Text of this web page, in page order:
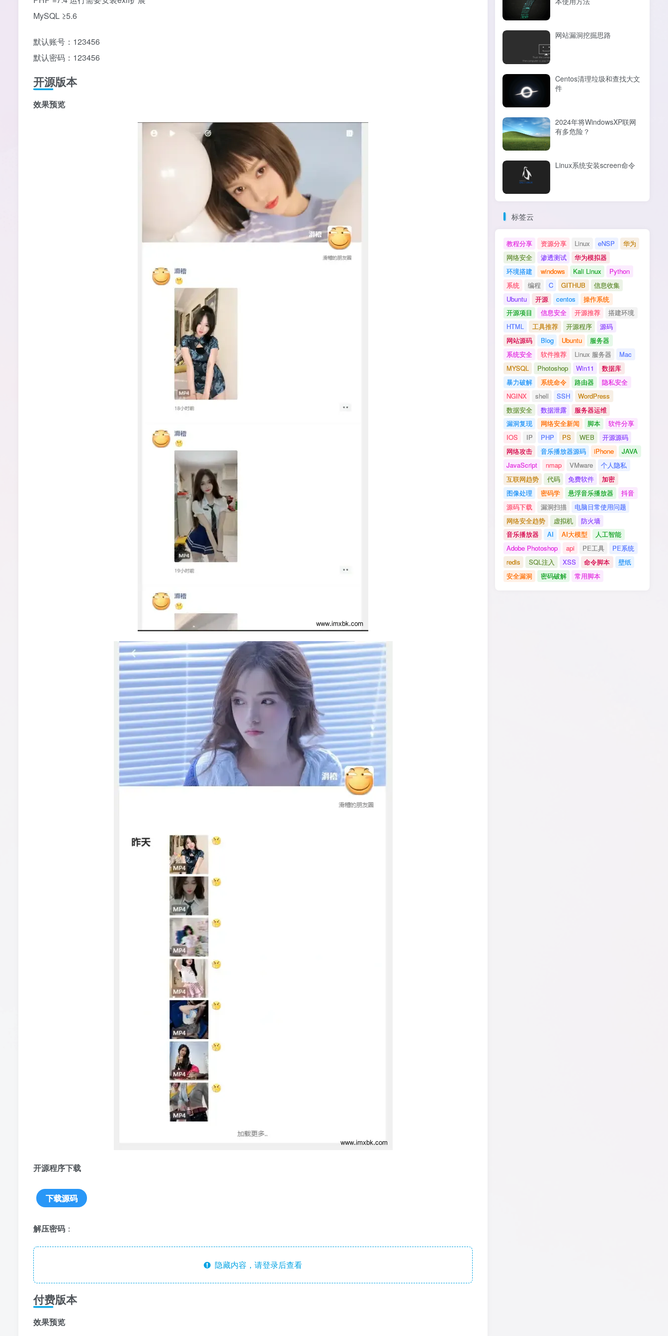
MySQL ≥5.6
默认账号：123456
默认密码：123456
开源版本
效果预览
开源程序下载
下载源码
解压密码 ：
隐藏内容，请登录后查看
付费版本
效果预览
网站漏洞挖掘思路
Centos清理垃圾和查找大文
件
2024年将WindowsXP联网
有多危险？
Linux系统安装screen命令
标签云
教程分享 资源分享 Linux eNSP
华为
网络安全
渗透测试
华为模拟器
环境搭建
windows Kali Linux
Python
系统
编程 C GITHUB
信息收集
Ubuntu
开源 centos
操作系统
开源项目
信息安全 开源推荐
搭建环境
HTML
工具推荐 开源程序
源码
网站源码
Blog Ubuntu
服务器
系统安全
软件推荐 Linux 服务器
Mac
MYSQL
Photoshop Win11
数据库
暴力破解
系统命令 路由器
隐私安全
NGINX
shell SSH
WordPress
数据安全
数据泄露
服务器运维
漏洞复现
网络安全新闻 脚本
软件分享
IOS
IP PHP PS WEB
开源源码
网络攻击
音乐播放器源码 iPhone
JAVA
JavaScript
nmap VMware
个人隐私
互联网趋势
代码 免费软件
加密
图像处理
密码学 悬浮音乐播放器
抖音
源码下载
漏洞扫描
电脑日常使用问题
网络安全趋势
虚拟机
防火墙
音乐播放器
AI AI大模型
人工智能
Adobe Photoshop
api PE工具
PE系统
redis
SQL注入 XSS 命令脚本
壁纸
安全漏洞
密码破解 常用脚本